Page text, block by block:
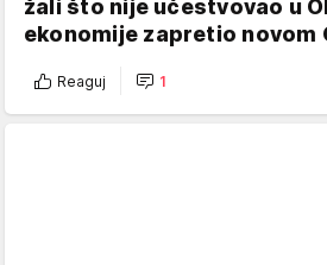
žali što nije učestvovao u
ekonomije zapretio novom
Reaguj 1